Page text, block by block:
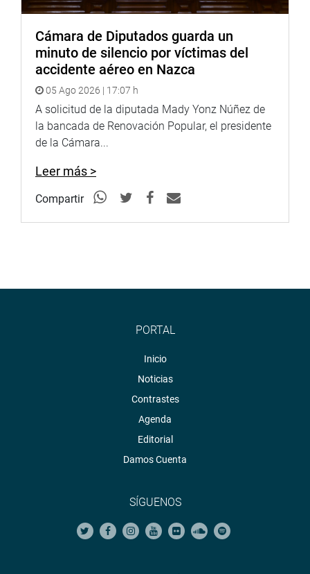
Cámara de Diputados guarda un
minuto de silencio por víctimas del
accidente aéreo en Nazca
05 Ago 2026 | 17:07 h
A solicitud de la diputada Mady Yonz Núñez de
la bancada de Renovación Popular, el presidente
de la Cámara...
Leer más >
Compartir
PORTAL
Inicio
Noticias
Contrastes
Agenda
Editorial
Damos Cuenta
SÍGUENOS